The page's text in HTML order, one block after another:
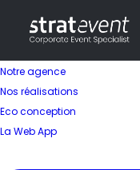
Notre agence
Nos réalisations
Eco conception
La Web App